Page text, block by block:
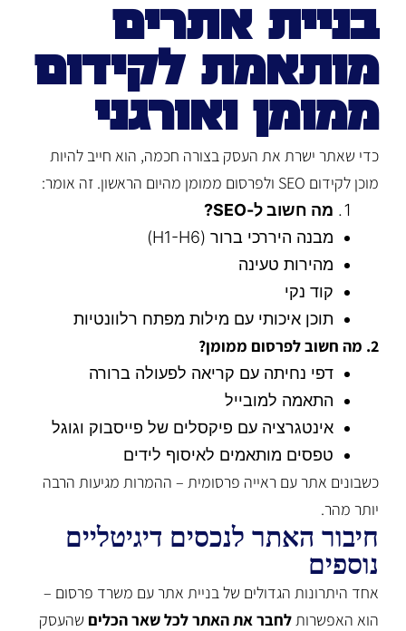
בניית אתרים
מותאמת לקידום
ממומן ואורגני
כדי שאתר ישרת את העסק בצורה חכמה, הוא חייב להיות
מוכן לקידום SEO ולפרסום ממומן מהיום הראשון. זה אומר:
מה חשוב ל-SEO?
מבנה היררכי ברור (H1-H6)
מהירות טעינה
קוד נקי
תוכן איכותי עם מילות מפתח רלוונטיות
2. מה חשוב לפרסום ממומן?
דפי נחיתה עם קריאה לפעולה ברורה
התאמה למובייל
אינטגרציה עם פיקסלים של פייסבוק וגוגל
טפסים מותאמים לאיסוף לידים
כשבונים אתר עם ראייה פרסומית – ההמרות מגיעות הרבה
יותר מהר.
חיבור האתר לנכסים דיגיטליים
נוספים
אחד היתרונות הגדולים של בניית אתר עם משרד פרסום –
הוא האפשרות לחבר את האתר לכל שאר הכלים שהעסק